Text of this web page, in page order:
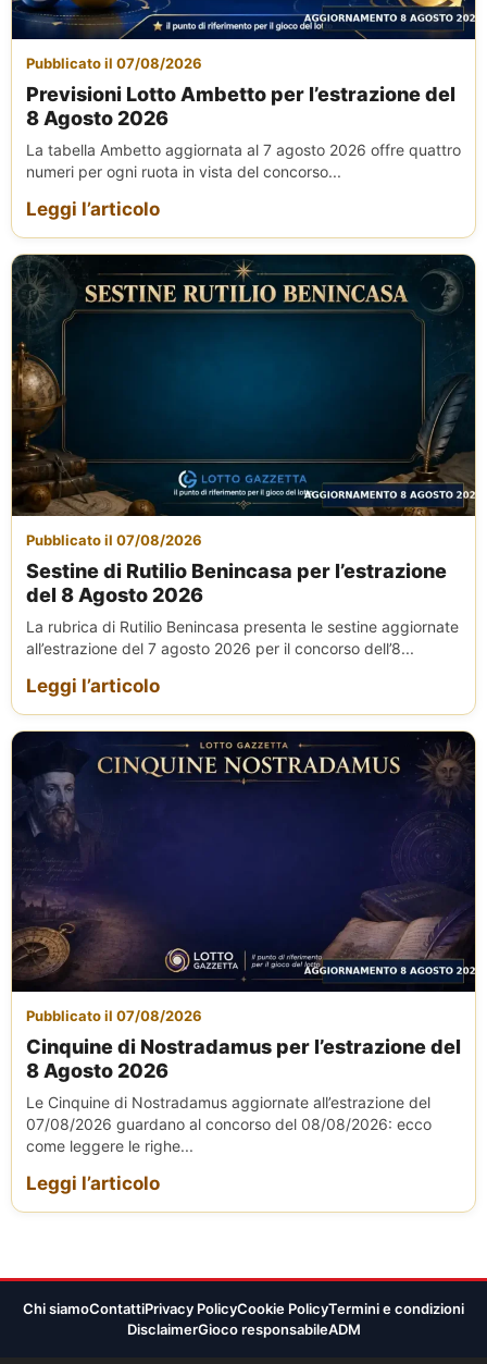
Pubblicato il 07/08/2026
Previsioni Lotto Ambetto per l’estrazione del
8 Agosto 2026
La tabella Ambetto aggiornata al 7 agosto 2026 offre quattro
numeri per ogni ruota in vista del concorso...
Leggi l’articolo
Pubblicato il 07/08/2026
Sestine di Rutilio Benincasa per l’estrazione
del 8 Agosto 2026
La rubrica di Rutilio Benincasa presenta le sestine aggiornate
all’estrazione del 7 agosto 2026 per il concorso dell’8...
Leggi l’articolo
Pubblicato il 07/08/2026
Cinquine di Nostradamus per l’estrazione del
8 Agosto 2026
Le Cinquine di Nostradamus aggiornate all’estrazione del
07/08/2026 guardano al concorso del 08/08/2026: ecco
come leggere le righe...
Leggi l’articolo
Chi siamoContattiPrivacy PolicyCookie PolicyTermini e condizioni
DisclaimerGioco responsabileADM